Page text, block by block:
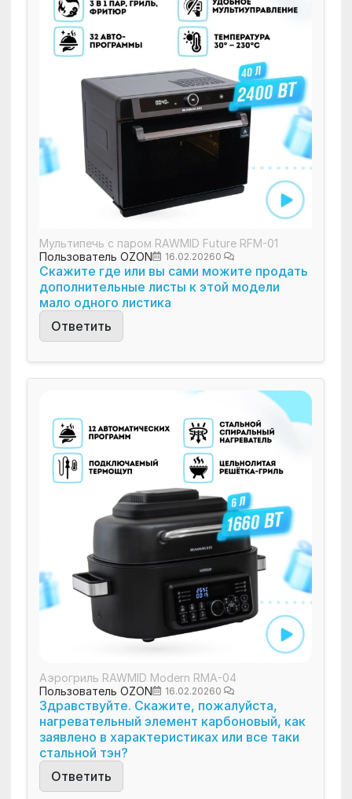
Мультипечь с паром RAWMID Future RFM-01
Пользователь OZON
16.02.20260
Скажите где или вы сами можите продать
дополнительные листы к этой модели
мало одного листика
Ответить
Аэрогриль RAWMID Modern RMA-04
Пользователь OZON
16.02.20260
Здравствуйте. Скажите, пожалуйста,
нагревательный элемент карбоновый, как
заявлено в характеристиках или все таки
стальной тэн?
Ответить